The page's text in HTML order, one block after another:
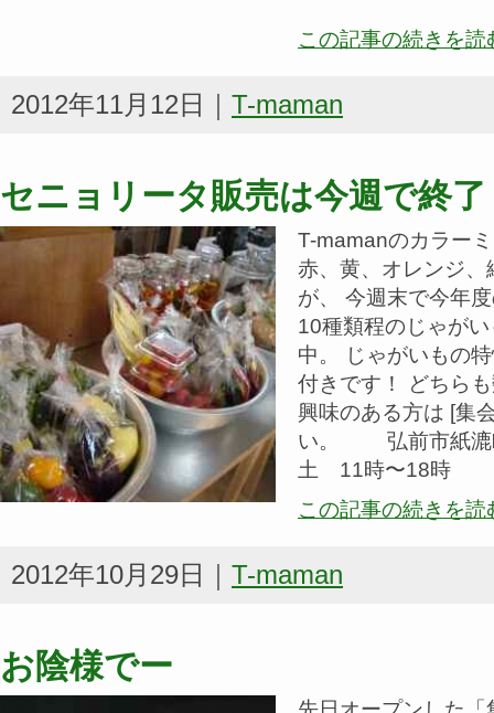
この記事の続きを読
2012年11月12日｜ T-maman
セニョリータ販売は今週で終了
T-mamanのカラー
赤、黄、オレンジ
が、 今週末で今年
10種類程のじゃが
中。 じゃがいもの
付きです！ どちら
興味のある方は [集
い。 弘前市紙漉
土 11時〜18時
この記事の続きを読
2012年10月29日｜ T-maman
お陰様でー